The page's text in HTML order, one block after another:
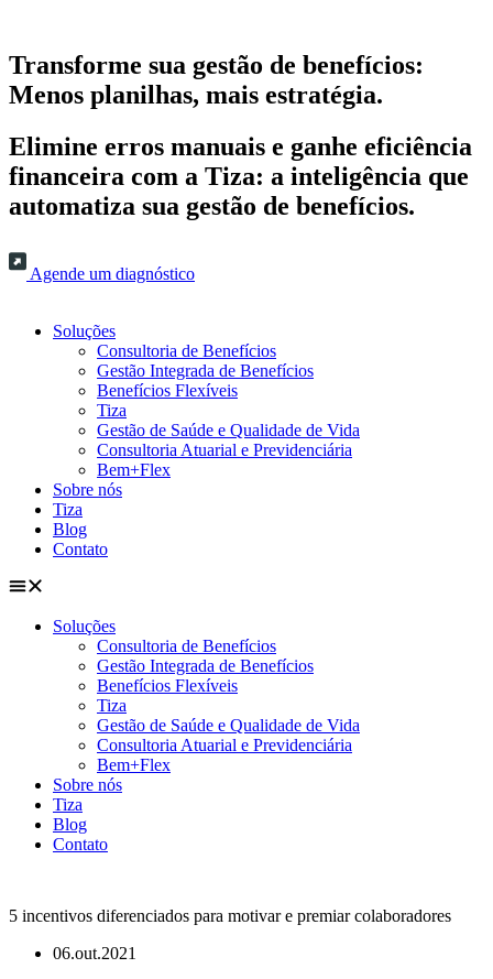
Transforme sua gestão de benefícios:
Menos planilhas, mais estratégia.
Elimine erros manuais e ganhe eficiência
financeira com a Tiza: a inteligência que
automatiza sua gestão de benefícios.
Agende um diagnóstico
Soluções
Consultoria de Benefícios
Gestão Integrada de Benefícios
Benefícios Flexíveis
Tiza
Gestão de Saúde e Qualidade de Vida
Consultoria Atuarial e Previdenciária
Bem+Flex
Sobre nós
Tiza
Blog
Contato
Soluções
Consultoria de Benefícios
Gestão Integrada de Benefícios
Benefícios Flexíveis
Tiza
Gestão de Saúde e Qualidade de Vida
Consultoria Atuarial e Previdenciária
Bem+Flex
Sobre nós
Tiza
Blog
Contato
5 incentivos diferenciados para motivar e premiar colaboradores
06.out.2021